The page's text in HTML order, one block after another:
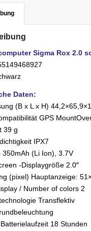
Sigma Rox 2.0
Daten:
(B x L x H)
GPS
39 g
IPX7
350mAh (Li Ion), 3.7V
-Displaygröße 2.0″
(pixel) Hauptanzeige:
/ Number of colors 2
Transflektiv
18 Stunden